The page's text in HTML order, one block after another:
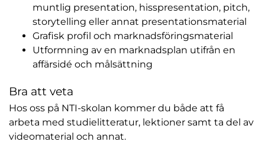
muntlig presentation, hisspresentation, pitch,
storytelling eller annat presentationsmaterial
Grafisk profil och marknadsföringsmaterial
Utformning av en marknadsplan utifrån en
affärsidé och målsättning
Bra att veta
Hos oss på NTI-skolan kommer du både att få
arbeta med studielitteratur, lektioner samt ta del av
videomaterial och annat.